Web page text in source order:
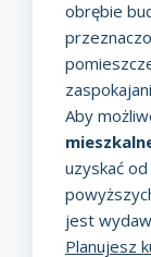
obrębie
Aby
uzyskać
jest
Planujesz